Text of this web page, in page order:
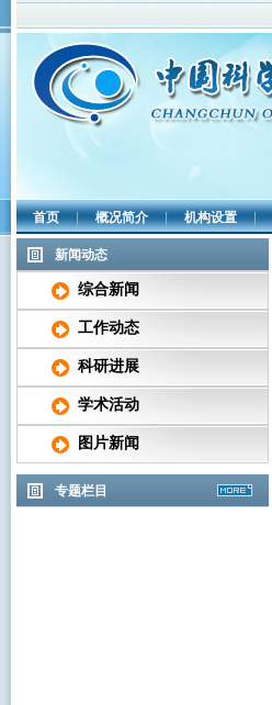
首页 | 概况简介 | 机构设置 |
新闻动态
综合新闻
工作动态
科研进展
学术活动
图片新闻
专题栏目